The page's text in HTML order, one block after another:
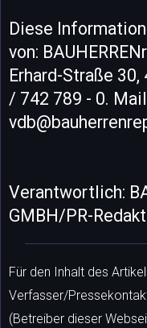
Diese
von:
Erhard-Straße
/ 742 789 - 0.
Verantwortlich:
GMBH/PR-
Für den Inhalt des
Verfasser/
(Betreiber dieser